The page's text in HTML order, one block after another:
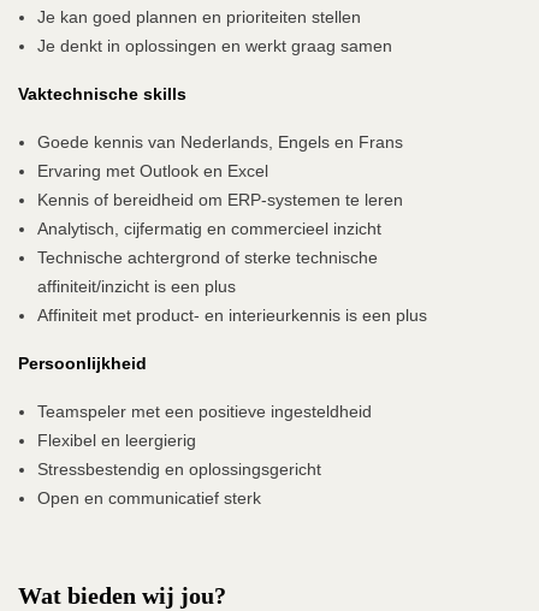
Je kan goed plannen en prioriteiten stellen
Je denkt in oplossingen en werkt graag samen
Vaktechnische skills
Goede kennis van Nederlands, Engels en Frans
Ervaring met Outlook en Excel
Kennis of bereidheid om ERP-systemen te leren
Analytisch, cijfermatig en commercieel inzicht
Technische achtergrond of sterke technische
affiniteit/inzicht is een plus
Affiniteit met product- en interieurkennis is een plus
Persoonlijkheid
Teamspeler met een positieve ingesteldheid
Flexibel en leergierig
Stressbestendig en oplossingsgericht
Open en communicatief sterk
Wat bieden wij jou?